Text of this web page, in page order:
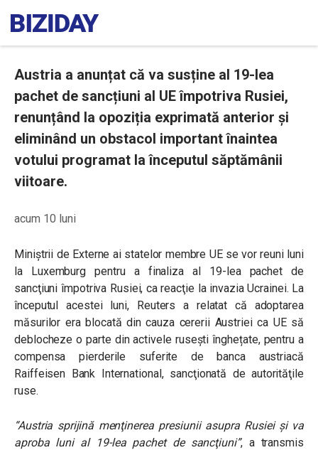
Austria a anunțat că va susține al 19-lea
pachet de sancțiuni al UE împotriva Rusiei,
renunțând la opoziția exprimată anterior și
eliminând un obstacol important înaintea
votului programat la începutul săptămânii
viitoare.
acum 10 luni
Miniştrii de Externe ai statelor membre UE se vor reuni luni
la Luxemburg pentru a finaliza al 19-lea pachet de
sancţiuni împotriva Rusiei, ca reacţie la invazia Ucrainei. La
începutul acestei luni, Reuters a relatat că adoptarea
măsurilor era blocată din cauza cererii Austriei ca UE să
deblocheze o parte din activele rusești înghețate, pentru a
compensa pierderile suferite de banca austriacă
Raiffeisen Bank International, sancţionată de autorităţile
ruse.
“Austria sprijină menţinerea presiunii asupra Rusiei şi va
aproba luni al 19-lea pachet de sancţiuni”, a transmis